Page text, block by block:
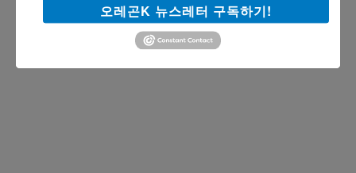
오레곤K 뉴스레터 구독하기!